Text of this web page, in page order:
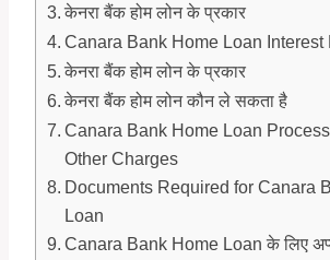
केनरा बैंक होम लोन के प्रकार
Canara Bank Home Loan Interest
केनरा बैंक होम लोन के प्रकार
केनरा बैंक होम लोन कौन ले सकता है
Canara Bank Home Loan
Other Charges
Documents Required for Canara
Loan
Canara Bank Home Loan के लिए